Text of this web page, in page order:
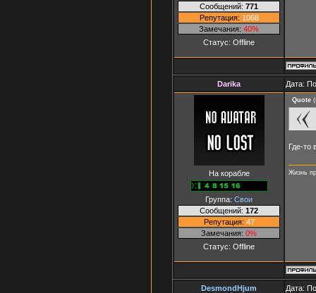
Сообщений: 771
Репутация: 1068
Замечания: 40%
Статус: Offline
Darika Дата:
На корабле
Группа: Свои
Сообщений: 172
Репутация: 47
Замечания: 0%
Статус: Offline
Quote (
Где-то
Жизнь
DesmondHjum Дата: